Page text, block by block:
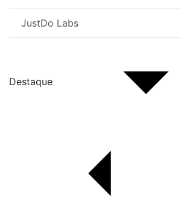
JustDo Labs
Destaque